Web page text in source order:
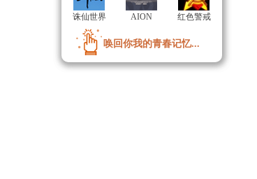
诛仙世界 AION 红色警戒
唤回你我的青春记忆...
诛仙世界 AION 红色警戒
唤回你我的青春记忆...